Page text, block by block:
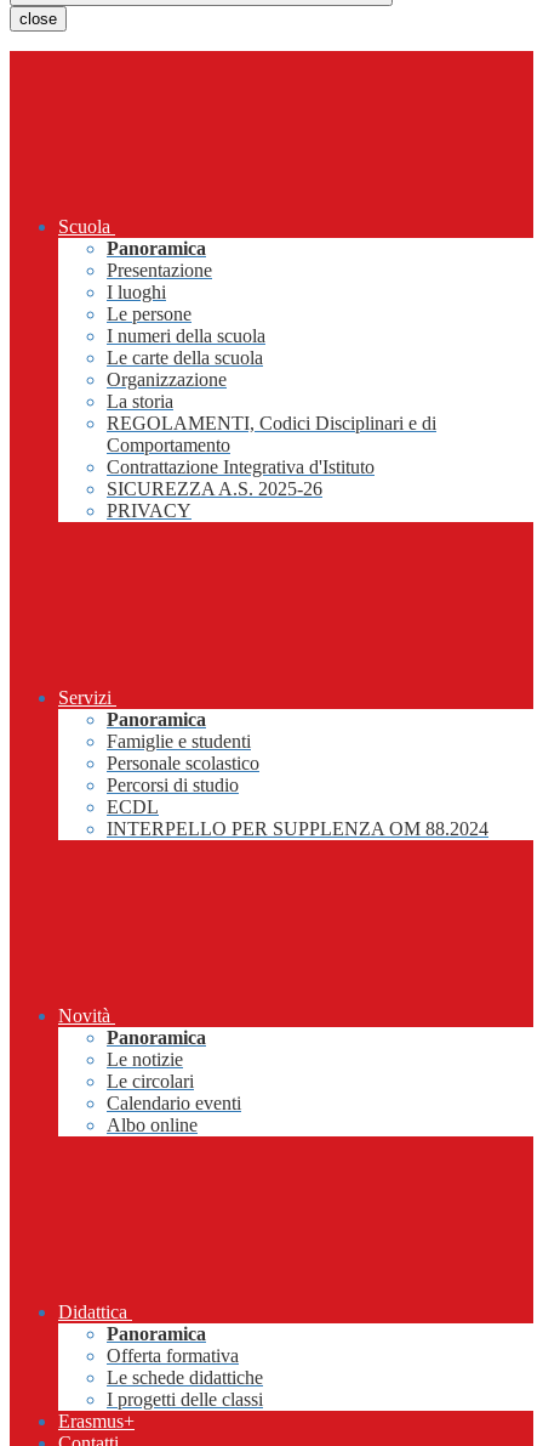
close
Scuola
Panoramica
Presentazione
I luoghi
Le persone
I numeri della scuola
Le carte della scuola
Organizzazione
La storia
REGOLAMENTI, Codici Disciplinari e di
Comportamento
Contrattazione Integrativa d'Istituto
SICUREZZA A.S. 2025-26
PRIVACY
Servizi
Panoramica
Famiglie e studenti
Personale scolastico
Percorsi di studio
ECDL
INTERPELLO PER SUPPLENZA OM 88.2024
Novità
Panoramica
Le notizie
Le circolari
Calendario eventi
Albo online
Didattica
Panoramica
Offerta formativa
Le schede didattiche
I progetti delle classi
Erasmus+